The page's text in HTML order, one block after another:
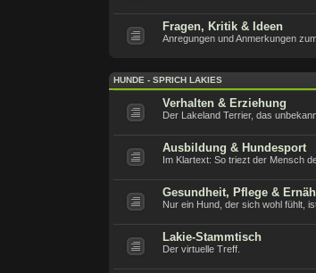
Fragen, Kritik & Ideen
Anregungen und Anmerkungen
HUNDE - SPRICH LAKIES
Verhalten & Erziehung
Der Lakeland Terrier, das
Ausbildung & Hundesport
Im Klartext: So triezt der Mensch
Gesundheit, Pflege &
Nur ein Hund, der sich wohl fühlt,
Lakie-Stammtisch
Der virtuelle Treff.